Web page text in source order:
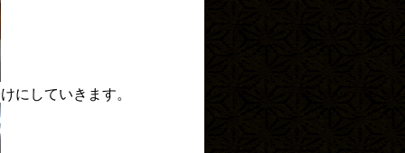
にしていきます。